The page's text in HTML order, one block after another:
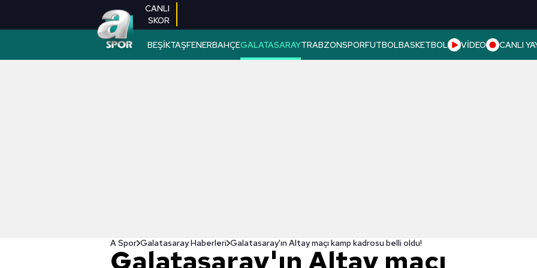
CANLI
SKOR
BEŞİKTAŞFENERBAHÇEGALATASARAYTRABZONSPORFUTBOLBASKETBOL VİDEO CANLI
A Spor Galatasaray Haberleri Galatasaray'ın Altay maçı kamp kadrosu belli oldu!
Galatasaray'ın Altay maçı